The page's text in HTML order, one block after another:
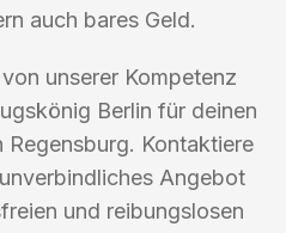
auch bares Geld.
unserer Kompetenz
Berlin für deinen
Regensburg. Kontaktiere
Angebot
und reibungslosen